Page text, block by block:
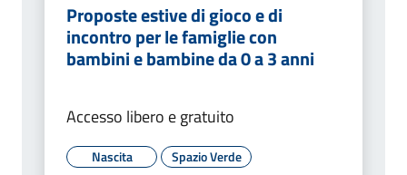
Proposte estive di gioco e di
incontro per le famiglie con
bambini e bambine da 0 a 3 anni
Accesso libero e gratuito
Nascita
Spazio Verde